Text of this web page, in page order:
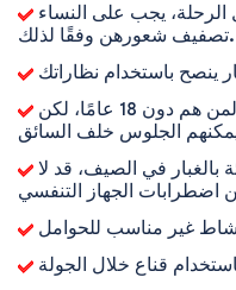
تصفيف شعورهن وفقًا لذلك.